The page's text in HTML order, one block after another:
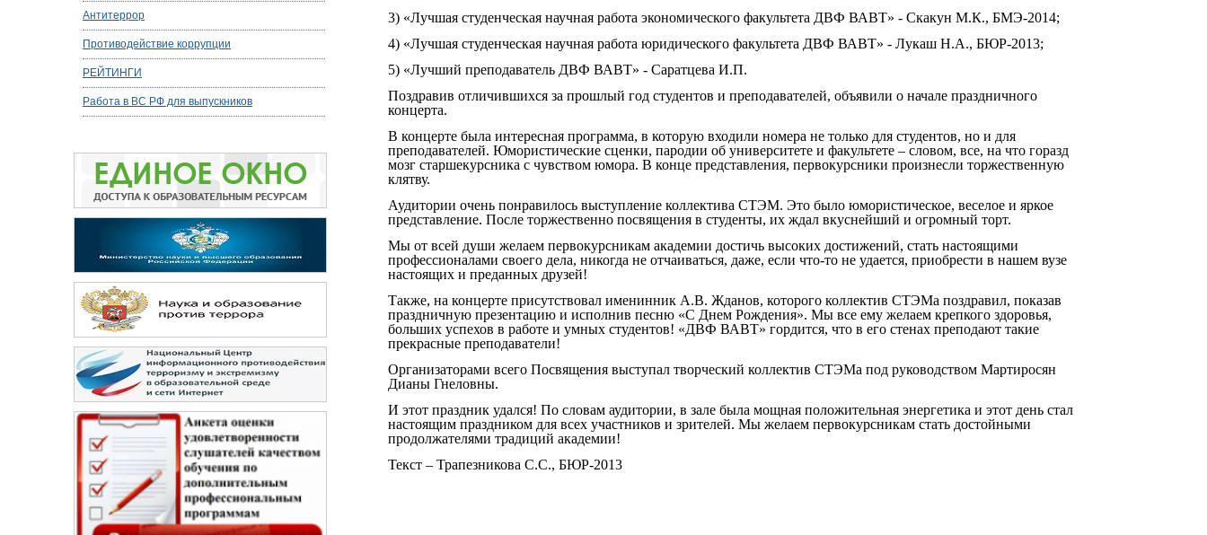
Антитеррор
Противодействие коррупции
РЕЙТИНГИ
Работа в ВС РФ для выпускников
3) «Лучшая студенческая научная работа экономического факультета ДВФ ВАВТ» - Скакун М.К., БМЭ-2014;
4) «Лучшая студенческая научная работа юридического факультета ДВФ ВАВТ» - Лукаш Н.А., БЮР-2013;
5) «Лучший преподаватель ДВФ ВАВТ» - Саратцева И.П.
Поздравив отличившихся за прошлый год студентов и преподавателей, объявили о начале праздничного
концерта.
В концерте была интересная программа, в которую входили номера не только для студентов, но и для
преподавателей. Юмористические сценки, пародии об университете и факультете – словом, все, на что горазд
мозг старшекурсника с чувством юмора. В конце представления, первокурсники произнесли торжественную
клятву.
Аудитории очень понравилось выступление коллектива СТЭМ. Это было юмористическое, веселое и яркое
представление. После торжественно посвящения в студенты, их ждал вкуснейший и огромный торт.
Мы от всей души желаем первокурсникам академии достичь высоких достижений, стать настоящими
профессионалами своего дела, никогда не отчаиваться, даже, если что-то не удается, приобрести в нашем вузе
настоящих и преданных друзей!
Также, на концерте присутствовал именинник А.В. Жданов, которого коллектив СТЭМа поздравил, показав
праздничную презентацию и исполнив песню «С Днем Рождения». Мы все ему желаем крепкого здоровья,
больших успехов в работе и умных студентов! «ДВФ ВАВТ» гордится, что в его стенах преподают такие
прекрасные преподаватели!
Организаторами всего Посвящения выступал творческий коллектив СТЭМа под руководством Мартиросян
Дианы Гнеловны.
И этот праздник удался! По словам аудитории, в зале была мощная положительная энергетика и этот день стал
настоящим праздником для всех участников и зрителей. Мы желаем первокурсникам стать достойными
продолжателями традиций академии!
Текст – Трапезникова С.С., БЮР-2013